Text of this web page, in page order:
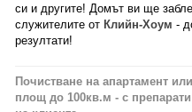
си и другите! Домът ви ще
служителите от Клийн-Хоум -
резултати!
Почистване на апартамент
площ до 100кв.м - с